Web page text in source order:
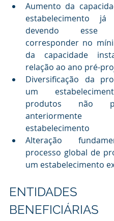
Aumento da
estabelecimento já
devendo esse
corresponder no
da capacidade
relação ao ano pré-
Diversificação da
um
produtos não
estabelecimento
Alteração
processo global de
um estabelecimento
ENTIDADES
BENEFICIÁRIAS